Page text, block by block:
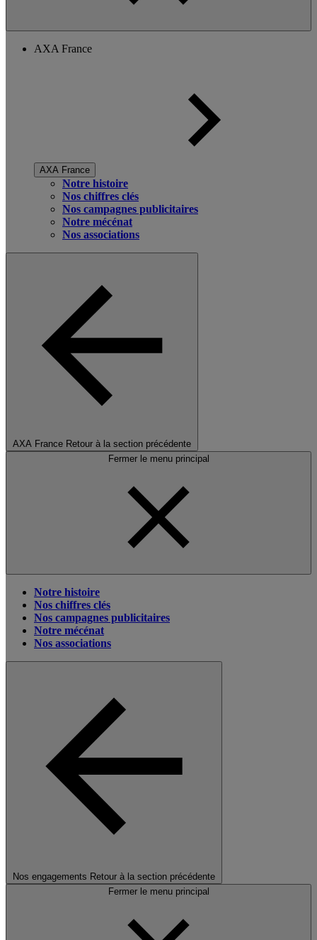
AXA France
AXA France
Notre histoire
Nos chiffres clés
Nos campagnes publicitaires
Notre mécénat
Nos associations
AXA France Retour à la section précédente
Fermer le menu principal
Notre histoire
Nos chiffres clés
Nos campagnes publicitaires
Notre mécénat
Nos associations
Nos engagements Retour à la section précédente
Fermer le menu principal